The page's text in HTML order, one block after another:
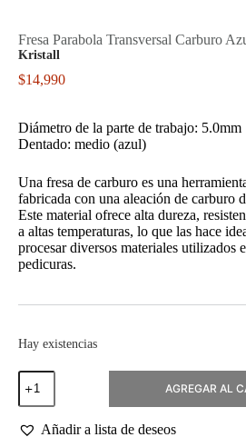
Fresa Parabola Transversal Carburo
Kristall
$14,990
Diámetro de la parte de trabajo: 5.0mm
Dentado: medio (azul)
Una fresa de carburo es una
fabricada con una aleación de carburo
Este material ofrece alta dureza,
a altas temperaturas, lo que las hace
procesar diversos materiales utilizados
pedicuras.
Hay existencias
Fresa
Parabola
Transversal
Carburo
Azul
AGREGAR AL
Añadir a lista de deseos